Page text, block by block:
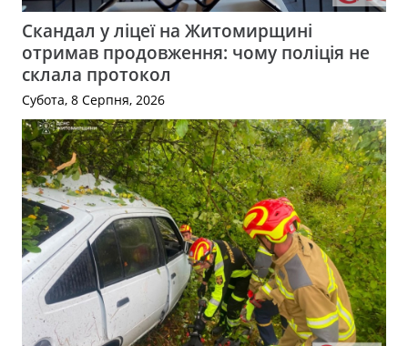
Скандал у ліцеї на Житомирщині
отримав продовження: чому поліція не
склала протокол
Субота, 8 Серпня, 2026